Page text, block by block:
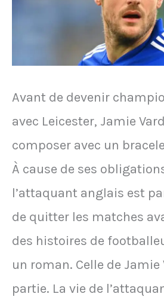
coma
Avant de devenir
avec Leicester, Jamie
composer avec un
À cause de ses
l’attaquant anglais est
de quitter les matches
des histoires de
un roman. Celle de Jamie
partie. La vie de